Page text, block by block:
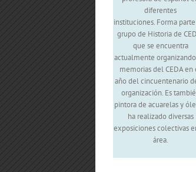
diferentes
instituciones. Forma
grupo de Historia de
que se encuentra
actualmente
memorias del CEDA en
año del cincuentenario
organización. Es
pintora de acuarelas y
ha realizado diversas
exposiciones colectivas
área.